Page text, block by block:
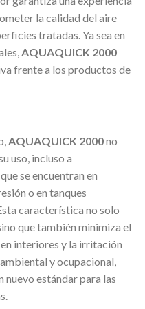
la calidad del aire
tratadas. Ya sea en
AQUAQUICK 2000
frente a los productos de
AQUAQUICK 2000no
uso, incluso a
se encuentran en
o en tanques
característica no solo
que también minimiza el
interiores y la irritación
y ocupacional,
nuevo estándar para las